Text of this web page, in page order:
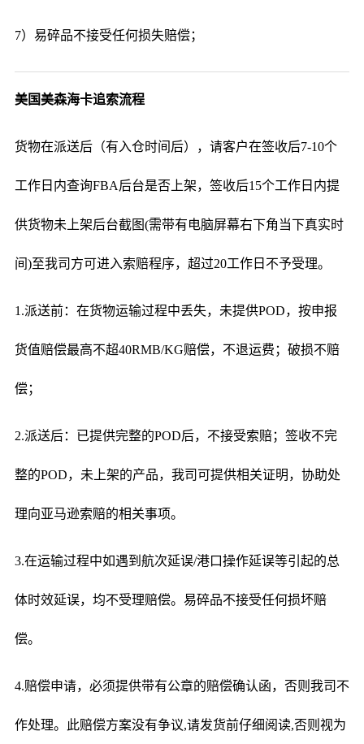
7）易碎品不接受任何损失赔偿；
美国美森海卡追索流程
货物在派送后（有入仓时间后），请客户在签收后7-10个
工作日内查询FBA后台是否上架，签收后15个工作日内提
供货物未上架后台截图(需带有电脑屏幕右下角当下真实时
间)至我司方可进入索赔程序，超过20工作日不予受理。
1.派送前：在货物运输过程中丢失，未提供POD，按申报
货值赔偿最高不超40RMB/KG赔偿，不退运费；破损不赔
偿；
2.派送后：已提供完整的POD后，不接受索赔；签收不完
整的POD，未上架的产品，我司可提供相关证明，协助处
理向亚马逊索赔的相关事项。
3.在运输过程中如遇到航次延误/港口操作延误等引起的总
体时效延误，均不受理赔偿。易碎品不接受任何损坏赔
偿。
4.赔偿申请，必须提供带有公章的赔偿确认函，否则我司不
作处理。此赔偿方案没有争议,请发货前仔细阅读,否则视为